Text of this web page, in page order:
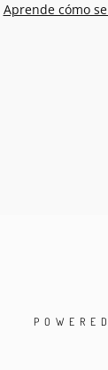
Aprende cómo